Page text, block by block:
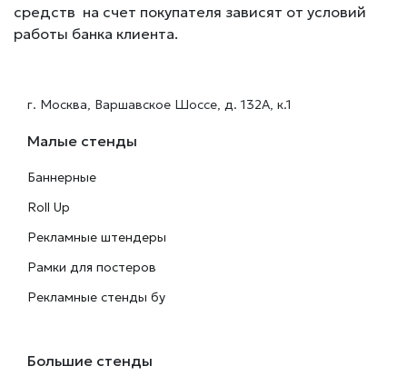
средств на счет покупателя зависят от условий
работы банка клиента.
г. Москва, Варшавское Шоссе, д. 132А, к.1
Малые стенды
Баннерные
Roll Up
Рекламные штендеры
Рамки для постеров
Рекламные стенды бу
Большие стенды